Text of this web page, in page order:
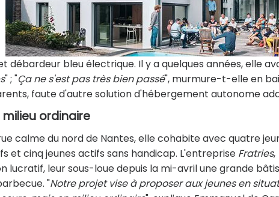
débardeur bleu électrique. Il y a quelques années, elle
" ; "Ça ne s'est pas très bien passé", murmure-t-elle en
faute d'autre solution d'hébergement autonome
ordinaire
calme du nord de Nantes, elle cohabite avec quatre
et cinq jeunes actifs sans handicap. L'entreprise Fratries,
lucratif, leur sous-loue depuis la mi-avril une grande
"Notre projet vise à proposer aux jeunes en